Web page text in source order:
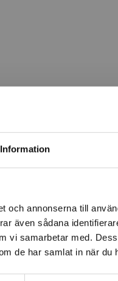
Information
och annonserna till
även sådana
vi samarbetar med.
de har samlat in när du
erbjuder inte leveranser
ett köp måste
Sverige.Läs mer
Produkter